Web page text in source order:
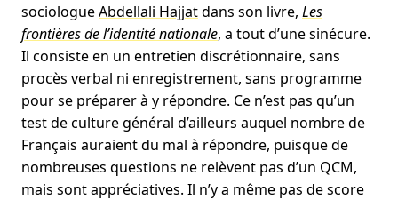
sociologueAbdellali Hajjatdans son livre, Les
frontières de l’identité nationale, a tout d’une sinécure.
Il consiste en un entretien discrétionnaire, sans
procès verbal ni enregistrement, sans programme
pour se préparer à y répondre. Ce n’est pas qu’un
test de culture général d’ailleurs auquel nombre de
Français auraient du mal à répondre, puisque de
nombreuses questions ne relèvent pas d’un QCM,
mais sont appréciatives. Il n’y a même pas de score